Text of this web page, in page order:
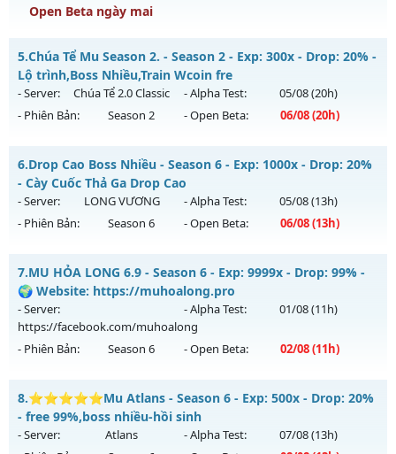
Exp: 9999x - Drop: 20%
Thể loại: Mu Nguyên bản Webzen
Antihack: XShield
Open Beta ngày mai
Mu NhânPhâm - Mu 6.0 Clasic
Mu mới ra tháng 08 2026 - Mở máy chủ
13h ngày 09/08/2626
Exp: 99x - Drop: 999%
Thể loại: Mu Nguyên bản Webzen
Antihack: goldshield💥
5.Chúa Tể Mu Season 2. - Season 2 - Exp: 300x - Drop: 20% -
Lộ trình,Boss Nhiều,Train Wcoin fre
- Server: Chúa Tể 2.0 Classic - Alpha Test: 05/08(20h)
- Phiên Bản:
Season 2 - Open Beta: 06/08(20h)
Chúa Tể Mu Season 2. - Lộ trình,Boss Nhiều,Train Wcoin fre
Mu mới ra tháng 08 2026 - Mở máy chủ
vào 20h ngày 06/08/2626
Exp: 300x - Drop: 20%
Thể loại: Mu Nguyên bản Webzen
Antihack: antihack
6.Drop Cao Boss Nhiều - Season 6 - Exp: 1000x - Drop: 20%
- Cày Cuốc Thả Ga Drop Cao
- Server: LONG VƯƠNG - Alpha Test: 05/08(13h)
- Phiên Bản:
Season 6 - Open Beta: 06/08(13h)
Drop Cao Boss Nhiều - Cày Cuốc Thả Ga Drop Cao
Mu mới ra tháng 08 2026 - Mở máy chủ
13h ngày 06/08/2626
Exp: 1000x - Drop: 20%
Antihack: GameGuard
7.MU HỎA LONG 6.9 - Season 6 - Exp: 9999x - Drop: 99% -
🌍 Website: https://muhoalong.pro
- Server:
https://facebook.com/muhoalong
- Alpha Test: 01/08(11h)
- Phiên Bản: Season 6 - Open Beta: 02/08(11h)
MU HỎA LONG 6.9 - 🌍 Website: https://muhoalong.pro
Mu mới ra tháng 08 2026 - Mở máy chủ
https://facebook.com/muhoalongvào 11h ngày
8.⭐⭐⭐⭐⭐Mu Atlans - Season 6 - Exp: 500x - Drop: 20%
- free 99%,boss nhiều-hồi sinh
- Server: Atlans - Alpha Test: 07/08(13h)